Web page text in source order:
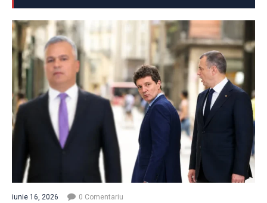
iunie 16, 2026 0 Comentariu